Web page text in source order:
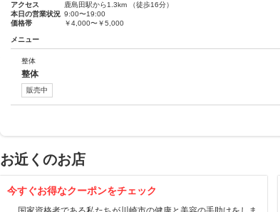
アクセス
鹿島田駅から1.3km （徒歩16分）
本日の営業状況 9:00〜19:00
価格帯
￥4,000〜￥5,000
メニュー
整体
整体
販売中
お近くのお店
今すぐお得なクーポンをチェック